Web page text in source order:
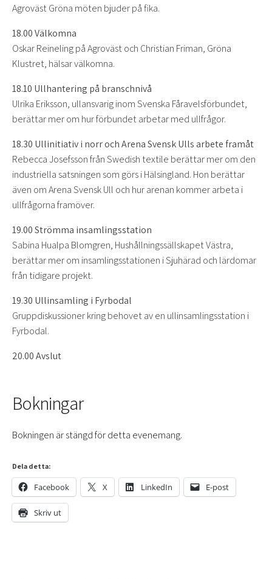
Agroväst Gröna möten bjuder på fika.
18.00 Välkomna
Oskar Reineling på Agroväst och Christian Friman, Gröna
Klustret, hälsar välkomna.
18.10 Ullhantering på branschnivå
Ulrika Eriksson, ullansvarig inom Svenska Fåravelsförbundet,
berättar mer om hur förbundet arbetar med ullfrågor.
18.30 Ullinitiativ i norr och Arena Svensk Ulls arbete framåt
Rebecca Josefsson från Swedish textile berättar mer om den
industriella satsningen som görs i Hälsingland. Hon berättar
även om Arena Svensk Ull och hur arenan kommer arbeta i
ullfrågorna framöver.
19.00 Strömma insamlingsstation
Sabina Hualpa Blomgren, Hushållningssällskapet Västra,
berättar mer om insamlingsstationen i Sjuhärad och lärdomar
från tidigare projekt.
19.30 Ullinsamling i Fyrbodal
Gruppdiskussioner kring behovet av en ullinsamlingsstation i
Fyrbodal.
20.00 Avslut
Bokningar
Bokningen är stängd för detta evenemang.
Dela detta:
Facebook X LinkedIn E-post
Skriv ut